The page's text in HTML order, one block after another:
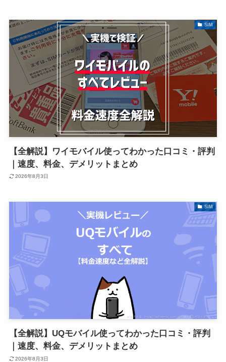
SIM
【全解説】ワイモバイル使ってわかった口コミ・評判
｜速度、料金、デメリットまとめ
2026年8月3日
SIM
【全解説】UQモバイル使ってわかった口コミ・評判
｜速度、料金、デメリットまとめ
2026年8月3日